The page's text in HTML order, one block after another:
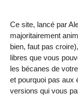
Ce site, lancé par
majoritairement
bien, faut pas
libres que vous
les bécanes de
et pourquoi pas aux
versions qui vous